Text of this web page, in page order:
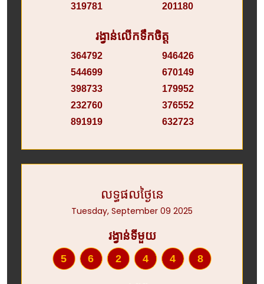
319781
201180
រង្វាន់លើកទឹកចិត្ត
364792
544699
398733
232760
891919
946426
670149
179952
376552
632723
លទ្ធផលថ្ងៃនេ
Tuesday, September 09 2025
រង្វាន់ទីមួយ
562448